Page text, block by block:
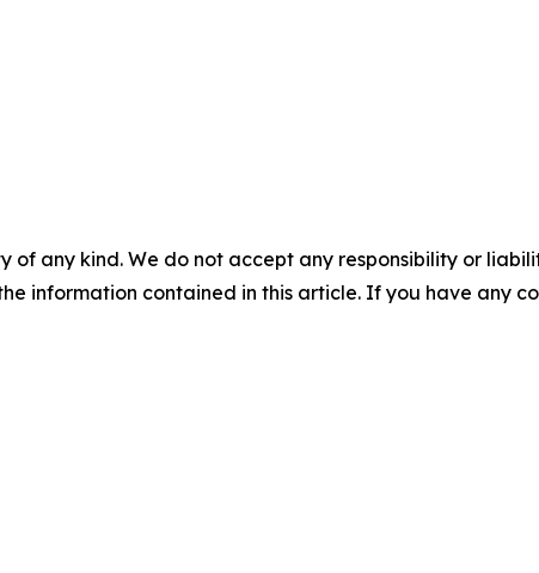
of any kind. We do not accept any responsibility or
information contained in this article. If you have any